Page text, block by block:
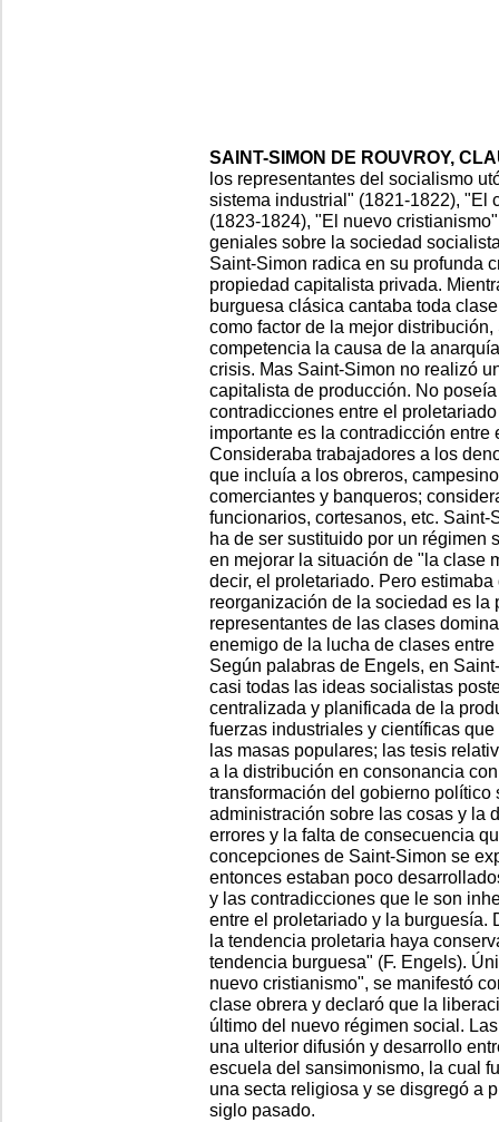
SAINT-SIMON DE ROUVROY,
los representantes del socialismo
sistema industrial" (1821-1822), "El
(1823-1824), "El nuevo
geniales sobre la sociedad
Saint-Simon radica en su profunda
propiedad capitalista privada.
burguesa clásica cantaba toda
como factor de la mejor
competencia la causa de la
crisis. Mas Saint-Simon no realizó
capitalista de producción. No
contradicciones entre el
importante es la contradicción entre
Consideraba trabajadores a los
que incluía a los obreros,
comerciantes y banqueros;
funcionarios, cortesanos, etc.
ha de ser sustituido por un régimen
en mejorar la situación de "la clase
decir, el proletariado. Pero
reorganización de la sociedad es la
representantes de las clases
enemigo de la lucha de clases
Según palabras de Engels, en
casi todas las ideas socialistas
centralizada y planificada de la
fuerzas industriales y científicas
las masas populares; las tesis
a la distribución en consonancia
transformación del gobierno político
administración sobre las cosas y la
errores y la falta de consecuencia
concepciones de Saint-Simon se
entonces estaban poco
y las contradicciones que le son
entre el proletariado y la burguesía.
la tendencia proletaria haya
tendencia burguesa" (F. Engels).
nuevo cristianismo", se manifestó
clase obrera y declaró que la
último del nuevo régimen social.
una ulterior difusión y desarrollo
escuela del sansimonismo, la cual
una secta religiosa y se disgregó a
siglo pasado.